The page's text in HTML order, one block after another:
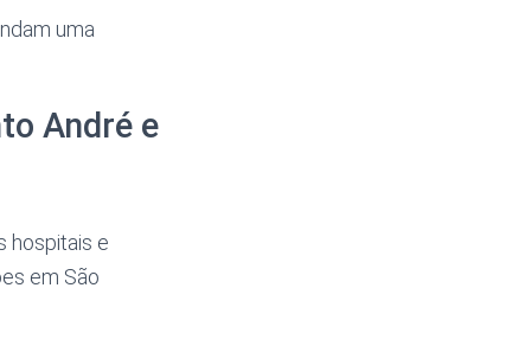
uma
André e
hospitais e
em São